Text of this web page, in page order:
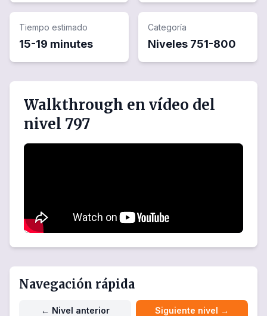
Tiempo estimado
15-19 minutes
Categoría
Niveles 751-800
Walkthrough en vídeo del
nivel 797
Navegación rápida
← Nivel anterior Siguiente nivel →